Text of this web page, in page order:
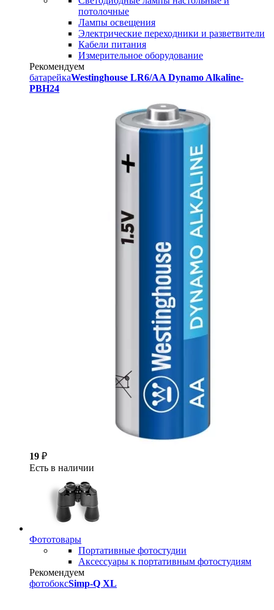
потолочные
Лампы освещения
Электрические переходники и разветвители
Кабели питания
Измерительное оборудование
Рекомендуем
батарейкаWestinghouse LR6/AA Dynamo Alkaline-
PBH24
19 ₽
Есть в наличии
Фототовары
Портативные фотостудии
Аксессуары к портативным фотостудиям
Рекомендуем
фотобоксSimp-Q XL